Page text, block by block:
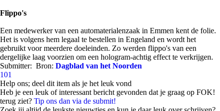
Flippo's
Een medewerker van een automaterialenzaak in Emmen kent de folie.
Het is volgens hem legaal te bestellen in Engeland en wordt het
gebruikt voor meerdere doeleinden. Zo werden flippo's van een
dergelijke laag voorzien om een hologram-achtig effect te verkrijgen.
Submitter: Bron: Dagblad van het Noorden
101
Help ons; deel dit item als je het leuk vond
Heb je een leuk of interessant bericht gevonden dat je graag op FOK!
terug ziet? Tip ons dan via de submit!